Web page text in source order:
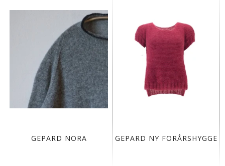
GEPARD NORA GEPARD NY FORÅRSHYGGE